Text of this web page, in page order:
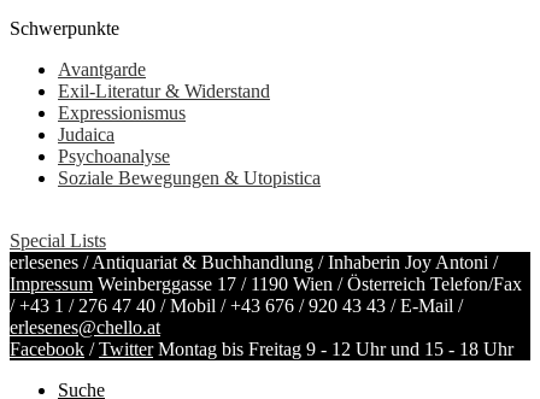
Schwerpunkte
Avantgarde
Exil-Literatur & Widerstand
Expressionismus
Judaica
Psychoanalyse
Soziale Bewegungen & Utopistica
Special Lists
erlesenes / Antiquariat & Buchhandlung / Inhaberin Joy Antoni /
Impressum Weinberggasse 17 / 1190 Wien / Österreich Telefon/Fax
/+43 1 / 276 47 40 / Mobil /+43 676 / 920 43 43 / E-Mail /
erlesenes@chello.at
Facebook /Twitter Montag bis Freitag 9 - 12 Uhr und 15 - 18 Uhr
Suche